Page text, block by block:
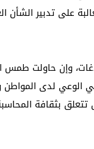
على تدبير
وإن حاولت طمس
الوعي لدى المواطن
تتعلق بثقافة